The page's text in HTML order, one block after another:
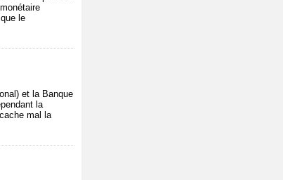
le
et la Banque
la
mal la